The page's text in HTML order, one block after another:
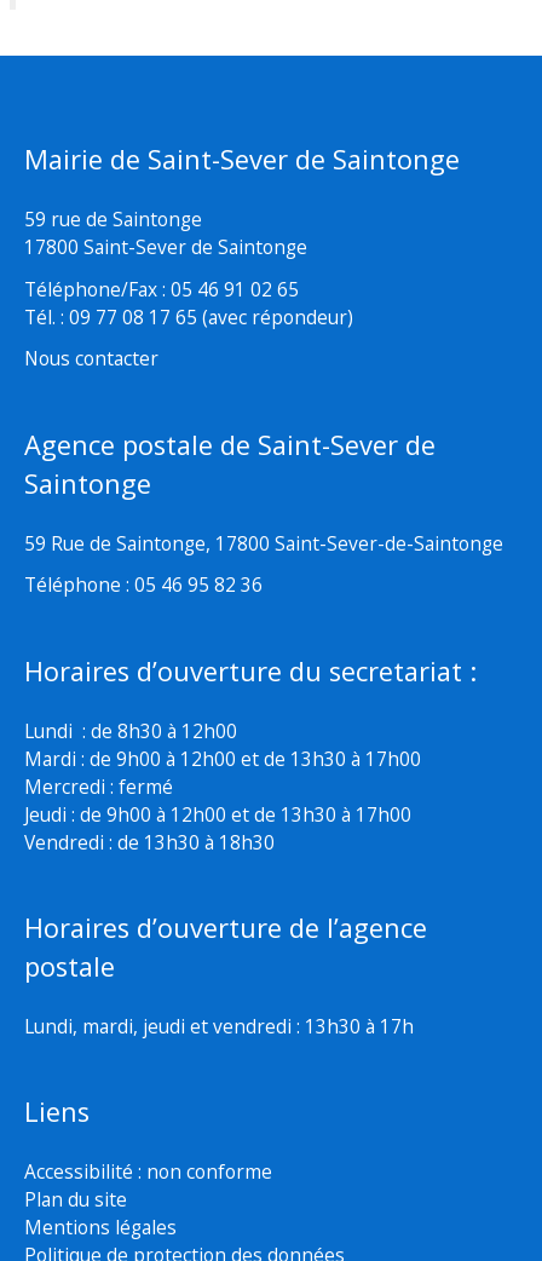
Mairie de Saint-Sever de Saintonge
59 rue de Saintonge
17800 Saint-Sever de Saintonge
Téléphone/Fax : 05 46 91 02 65
Tél. : 09 77 08 17 65 (avec répondeur)
Nous contacter
Agence postale de Saint-Sever de
Saintonge
59 Rue de Saintonge, 17800 Saint-Sever-de-Saintonge
Téléphone : 05 46 95 82 36
Horaires d’ouverture du secretariat :
Lundi : de 8h30 à 12h00
Mardi : de 9h00 à 12h00 et de 13h30 à 17h00
Mercredi : fermé
Jeudi : de 9h00 à 12h00 et de 13h30 à 17h00
Vendredi : de 13h30 à 18h30
Horaires d’ouverture de l’agence
postale
Lundi, mardi, jeudi et vendredi : 13h30 à 17h
Liens
Accessibilité : non conforme
Plan du site
Mentions légales
Politique de protection des données